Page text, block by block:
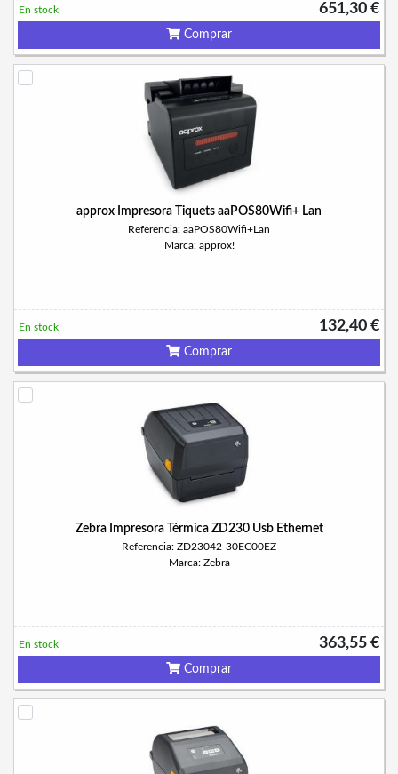
651,30 €
En stock
Comprar
approx Impresora Tiquets aaPOS80Wifi+ Lan
Referencia: aaPOS80Wifi+Lan
Marca: approx!
132,40 €
En stock
Comprar
Zebra Impresora Térmica ZD230 Usb Ethernet
Referencia: ZD23042-30EC00EZ
Marca: Zebra
363,55 €
En stock
Comprar